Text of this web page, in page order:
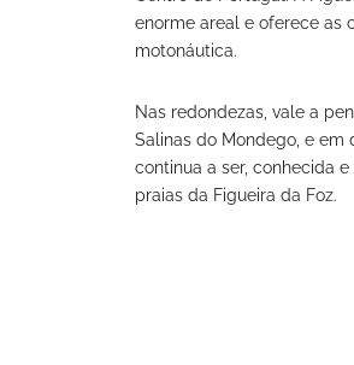
enorme areal e oferece as
motonáutica.
Nas redondezas, vale a
Salinas do Mondego, e em
continua a ser, conhecida
praias da Figueira da Foz.